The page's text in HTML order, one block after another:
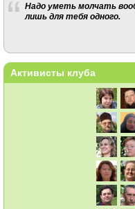
Надо уметь молчать
лишь для тебя одного.
Активисты клуба